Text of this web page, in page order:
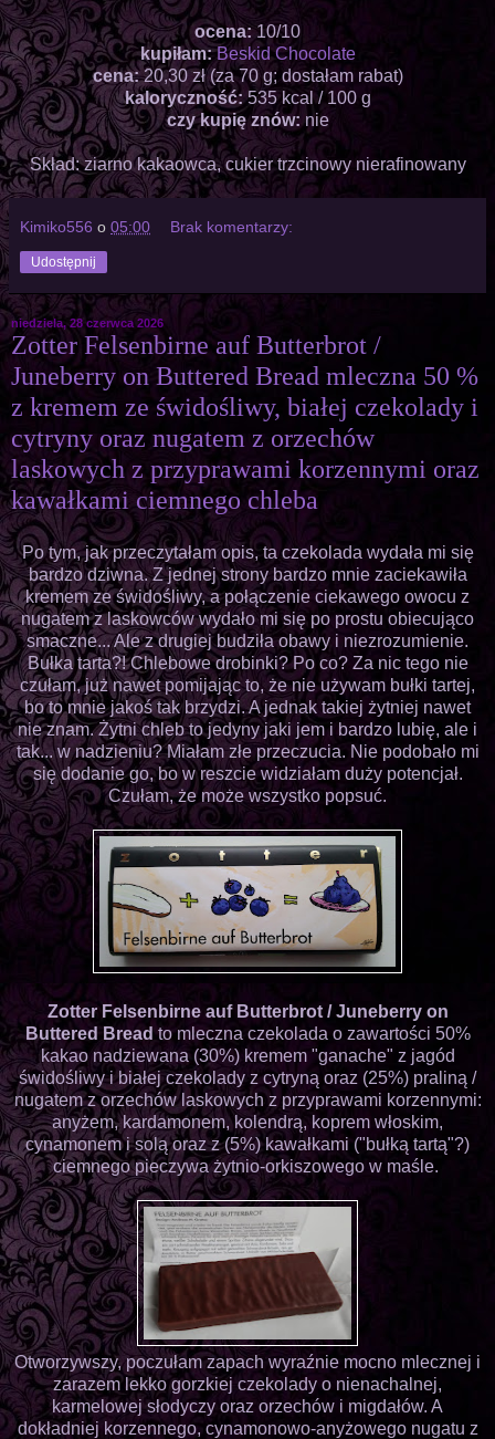
ocena:10/10
kupiłam: Beskid Chocolate
cena:20,30 zł (za 70 g; dostałam rabat)
kaloryczność:535 kcal / 100 g
czy kupię znów:nie
Skład: ziarno kakaowca, cukier trzcinowy nierafinowany
Kimiko556 o 05:00 Brak komentarzy:
Udostępnij
niedziela, 28 czerwca 2026
Zotter Felsenbirne auf Butterbrot /
Juneberry on Buttered Bread mleczna 50 %
z kremem ze świdośliwy, białej czekolady i
cytryny oraz nugatem z orzechów
laskowych z przyprawami korzennymi oraz
kawałkami ciemnego chleba
Po tym, jak przeczytałam opis, ta czekolada wydała mi się
bardzo dziwna. Z jednej strony bardzo mnie zaciekawiła
kremem ze świdośliwy, a połączenie ciekawego owocu z
nugatem z laskowców wydało mi się po prostu obiecująco
smaczne... Ale z drugiej budziła obawy i niezrozumienie.
Bułka tarta?! Chlebowe drobinki? Po co? Za nic tego nie
czułam, już nawet pomijając to, że nie używam bułki tartej,
bo to mnie jakoś tak brzydzi. A jednak takiej żytniej nawet
nie znam. Żytni chleb to jedyny jaki jem i bardzo lubię, ale i
tak... w nadzieniu? Miałam złe przeczucia. Nie podobało mi
się dodanie go, bo w reszcie widziałam duży potencjał.
Czułam, że może wszystko popsuć.
Zotter Felsenbirne auf Butterbrot / Juneberry on
Buttered Breadto mleczna czekolada o zawartości 50%
kakao nadziewana (30%) kremem "ganache" z jagód
świdośliwy i białej czekolady z cytryną oraz (25%) praliną /
nugatem z orzechów laskowych z przyprawami korzennymi:
anyżem, kardamonem, kolendrą, koprem włoskim,
cynamonem i solą oraz z (5%) kawałkami ("bułką tartą"?)
ciemnego pieczywa żytnio-orkiszowego w maśle.
Otworzywszy, poczułam zapach wyraźnie mocno mlecznej i
zarazem lekko gorzkiej czekolady o nienachalnej,
karmelowej słodyczy oraz orzechów i migdałów. A
dokładniej korzennego, cynamonowo-anyżowego nugatu z